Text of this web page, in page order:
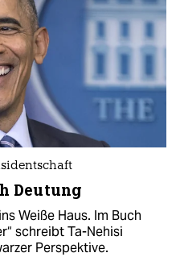
Deutung
Weiße Haus. Im Buch
schreibt Ta-Nehisi
Perspektive.